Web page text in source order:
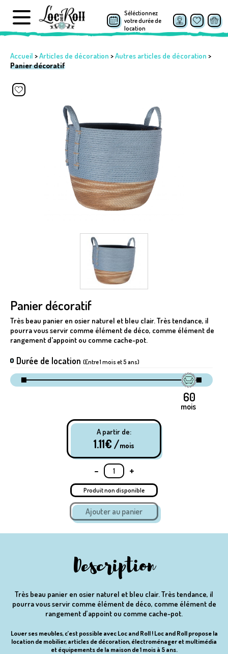
Séléctionnez
votre durée de
location
Accueil >Articles de décoration >Autres articles de décoration >
Panier décoratif
Panier décoratif
Très beau panier en osier naturel et bleu clair. Très tendance, il
pourra vous servir comme élément de déco, comme élément de
rangement d'appoint ou comme cache-pot.
Durée de location (Entre 1 mois et 5 ans)
mois
A partir de:
1.11€ /mois
- +
Produit non disponible
Description
Très beau panier en osier naturel et bleu clair. Très tendance, il
pourra vous servir comme élément de déco, comme élément de
rangement d’appoint ou comme cache-pot.
Louer ses meubles, c’est possible avec Loc and Roll ! Loc and Roll propose la
location de mobilier, articles de décoration, électroménager et multimédia
et équipements de la maison de 1 mois à 5 ans.